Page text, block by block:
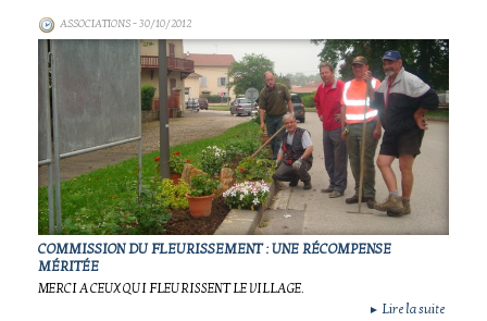
ASSOCIATIONS- 30/10/2012
COMMISSION DU FLEURISSEMENT : UNE RÉCOMPENSE
MÉRITÉE
MERCI A CEUX QUI FLEURISSENT LE VILLAGE.
► Lire la suite